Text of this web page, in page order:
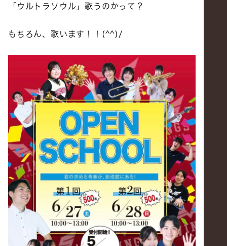
「ウルトラソウル」歌うのかって？
もちろん、歌います！！(^^)/